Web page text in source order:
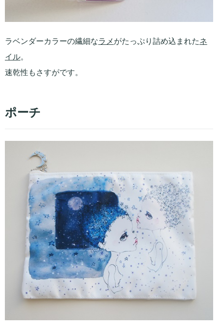
ラベンダーカラーの繊細なラメ がたっぷり詰め込まれたネ
イル。
速乾性もさすがです。
ポーチ